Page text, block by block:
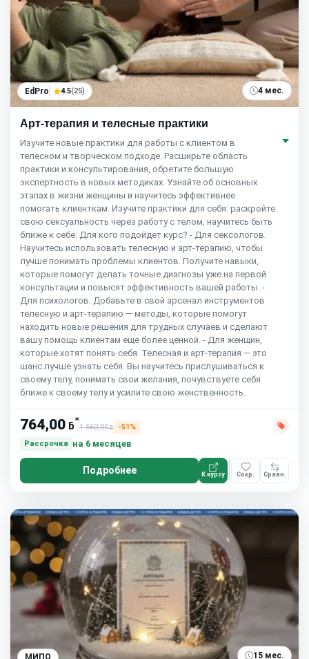
EdPro 4.5(25) 4 мес.
Арт-терапия и телесные практики
Изучите новые практики для работы с клиентом в
телесном и творческом подходе. Расширьте область
практики и консультирования, обретите большую
экспертность в новых методиках. Узнайте об основных
этапах в жизни женщины и научитесь эффективнее
помогать клиенткам. Изучите практики для себя: раскройте
свою сексуальность через работу с телом, научитесь быть
ближе к себе. Для кого подойдет курс? - Для сексологов.
Научитесь использовать телесную и арт-терапию, чтобы
лучше понимать проблемы клиентов. Получите навыки,
которые помогут делать точные диагнозы уже на первой
консультации и повысят эффективность вашей работы. -
Для психологов. Добавьте в свой арсенал инструментов
телесную и арт-терапию — методы, которые помогут
находить новые решения для трудных случаев и сделают
вашу помощь клиентам еще более ценной. - Для женщин,
которые хотят понять себя. Телесная и арт-терапия — это
шанс лучше узнать себя. Вы научитесь прислушиваться к
своему телу, понимать свои желания, почувствуете себя
ближе к своему телу и усилите свою женственность.
764,00 ƃ*
1 560,00ƃ
−51%
Рассрочка
на 6 месяцев
Подробнее К курсу Сохр. Сравн.
МИПО 15 мес.